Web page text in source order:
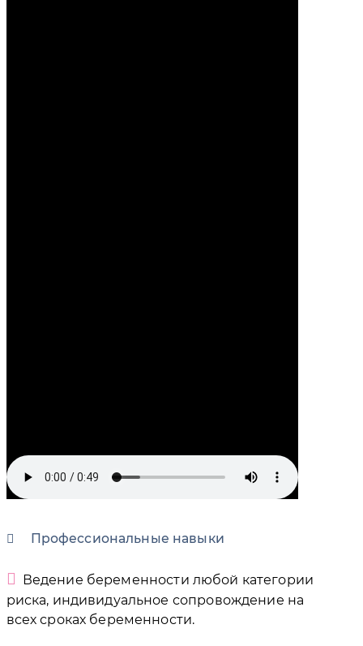
Профессиональные навыки
Ведение беременности любой категории
риска, индивидуальное сопровождение на
всех сроках беременности.